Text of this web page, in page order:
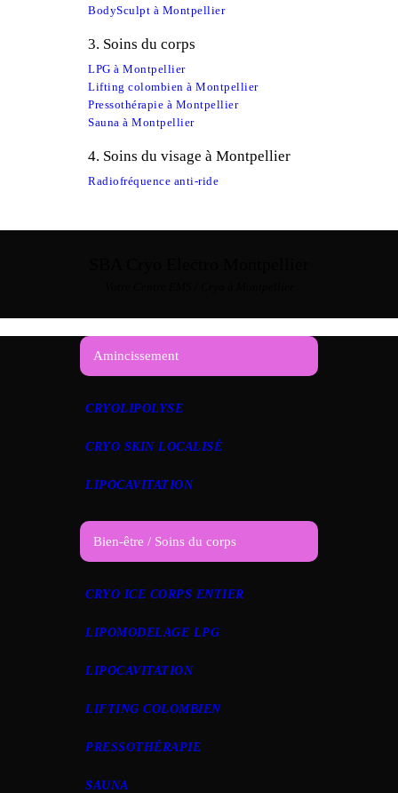
BodySculpt à Montpellier
3. Soins du corps
LPG à Montpellier
Lifting colombien à Montpellier
Pressothérapie à Montpellier
Sauna à Montpellier
4. Soins du visage à Montpellier
Radiofréquence anti-ride
Amincissement
CRYOLIPOLYSE
CRYO SKIN LOCALISÉ
LIPOCAVITATION
Bien-être / Soins du corps
CRYO ICE CORPS ENTIER
LIPOMODELAGE LPG
LIPOCAVITATION
LIFTING COLOMBIEN
PRESSOTHÉRAPIE
SAUNA